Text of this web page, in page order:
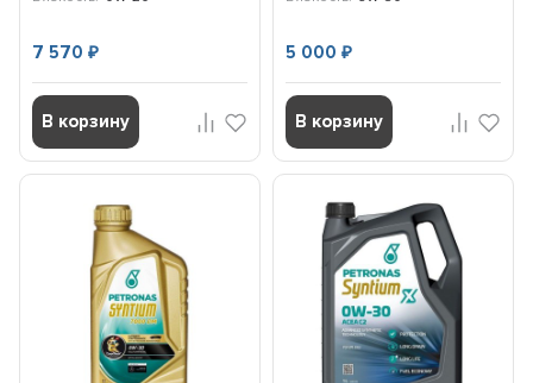
7 570₽
В корзину
5 000 ₽
В корзину